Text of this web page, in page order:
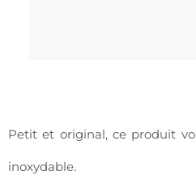
Petit et original, ce produit
inoxydable.